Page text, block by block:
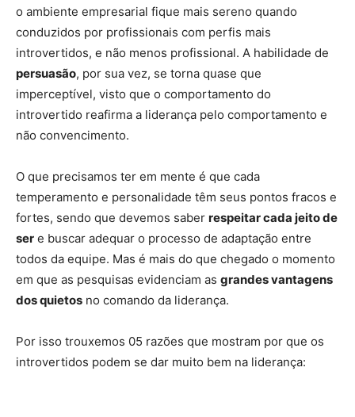
o ambiente empresarial fique mais sereno quando
conduzidos por profissionais com perfis mais
introvertidos, e não menos profissional. A habilidade de
persuasão, por sua vez, se torna quase que
imperceptível, visto que o comportamento do
introvertido reafirma a liderança pelo comportamento e
não convencimento.
O que precisamos ter em mente é que cada
temperamento e personalidade têm seus pontos fracos e
fortes, sendo que devemos saber respeitar cada jeito de
ser e buscar adequar o processo de adaptação entre
todos da equipe. Mas é mais do que chegado o momento
em que as pesquisas evidenciam as grandes vantagens
dos quietos no comando da liderança.
Por isso trouxemos 05 razões que mostram por que os
introvertidos podem se dar muito bem na liderança: